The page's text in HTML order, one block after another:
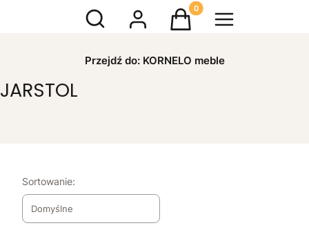
Otwórz wyszukiwarkęProdukty w koszyku: 0.
Przejdź do: KORNELO meble
JARSTOL
Lista produktów
Sortowanie:
Domyślne